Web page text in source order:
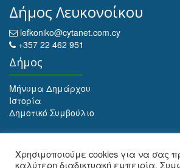
Δήμος Λευκονοίκου
lefkoniko@cytanet.com.cy
+357 22 462 951
Δήμος
Μήνυμα Δημάρχου
Ιστορία
Δημοτικό Συμβούλιο
Αρχειοθέτηση
Χρησιμοποιούμε cookies για να σας
καλύτερη διαδικτυακή εμπειρία.